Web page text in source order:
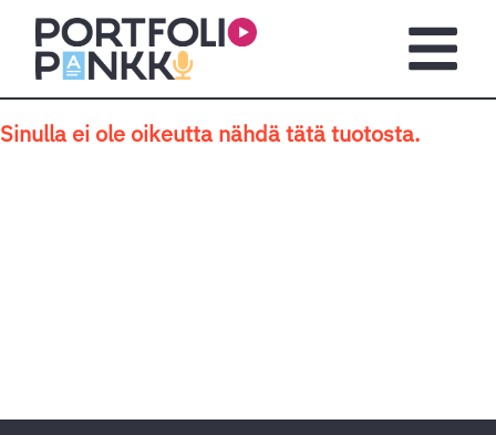
Siirry sisältöön
Sinulla ei ole oikeutta nähdä tätä tuotosta.